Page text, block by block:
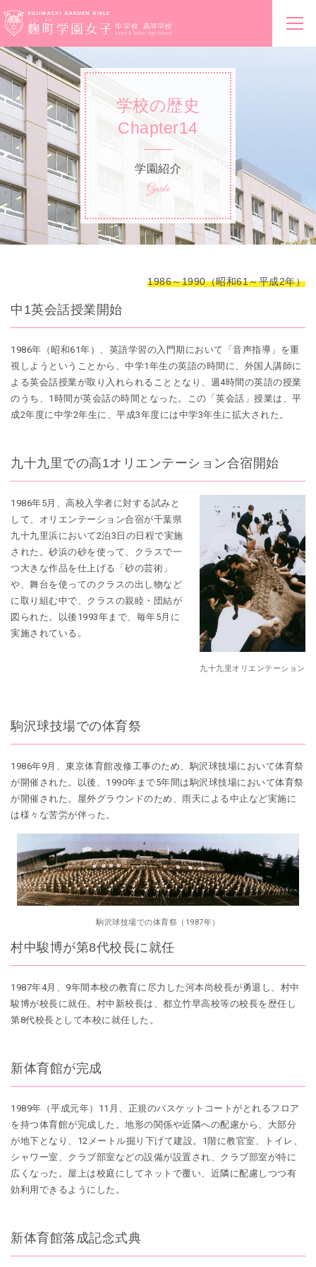
学校の歴史
Chapter14
学園紹介
Guide
1986～1990（昭和61～平成2年）
中1英会話授業開始
1986年（昭和61年）、英語学習の入門期において「音声指導」を重
視しようということから、中学1年生の英語の時間に、外国人講師に
よる英会話授業が取り入れられることとなり、週4時間の英語の授業
のうち、1時間が英会話の時間となった。この「英会話」授業は、平
成2年度に中学2年生に、平成3年度には中学3年生に拡大された。
九十九里での高1オリエンテーション合宿開始
九十九里オリエンテーション
1986年5月、高校入学者に対する試みと
して、オリエンテーション合宿が千葉県
九十九里浜において2泊3日の日程で実施
された。砂浜の砂を使って、クラスで一
つ大きな作品を仕上げる「砂の芸術」
や、舞台を使ってのクラスの出し物など
に取り組む中で、クラスの親睦・団結が
図られた。以後1993年まで、毎年5月に
実施されている。
駒沢球技場での体育祭
1986年9月、東京体育館改修工事のため、駒沢球技場において体育祭
が開催された。以後、1990年まで5年間は駒沢球技場において体育祭
が開催された。屋外グラウンドのため、雨天による中止など実施に
は様々な苦労が伴った。
駒沢球技場での体育祭（1987年）
村中駿博が第8代校長に就任
1987年4月、9年間本校の教育に尽力した河本尚校長が勇退し、村中
駿博が校長に就任。村中新校長は、都立竹早高校等の校長を歴任し
第8代校長として本校に就任した。
新体育館が完成
1989年（平成元年）11月、正規のバスケットコートがとれるフロア
を持つ体育館が完成した。地形の関係や近隣への配慮から、大部分
が地下となり、12メートル掘り下げて建設。1階に教官室、トイレ、
シャワー室、クラブ部室などの設備が設置され、クラブ部室が特に
広くなった。屋上は校庭にしてネットで覆い、近隣に配慮しつつ有
効利用できるようにした。
新体育館落成記念式典